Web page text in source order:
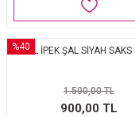
ŞAL%40
VUAL İPEK ŞAL SİYAH SAKS
1.500,00 TL
900,00 TL